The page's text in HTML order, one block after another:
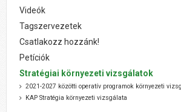
Videók
Tagszervezetek
Csatlakozz hozzánk!
Petíciók
Stratégiai környezeti vizsgálatok
2021-2027 közötti operatív programok környezeti
KAP Stratégia környezeti vizsgálata